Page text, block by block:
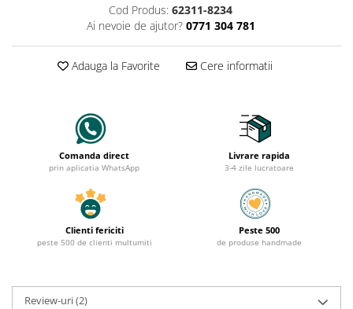
Cod Produs: 62311-8234
Ai nevoie de ajutor? 0771 304 781
Adauga la Favorite Cere informatii
Comanda direct
prin aplicatia WhatsApp
Livrare rapida
3-4 zile lucratoare
Clienti fericiti
peste 500 de clienti multumiti
Peste 500
de produse handmade
Review-uri(2)